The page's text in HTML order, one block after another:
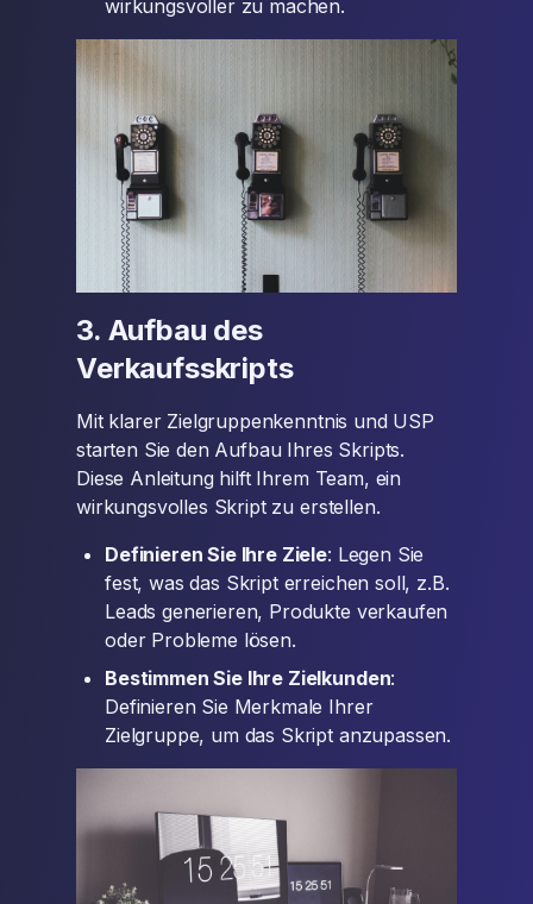
wirkungsvoller zu machen.
3. Aufbau des
Verkaufsskripts
Mit klarer Zielgruppenkenntnis und USP
starten Sie den Aufbau Ihres Skripts.
Diese Anleitung hilft Ihrem Team, ein
wirkungsvolles Skript zu erstellen.
Definieren Sie Ihre Ziele: Legen Sie
fest, was das Skript erreichen soll, z.B.
Leads generieren, Produkte verkaufen
oder Probleme lösen.
Bestimmen Sie Ihre Zielkunden:
Definieren Sie Merkmale Ihrer
Zielgruppe, um das Skript anzupassen.